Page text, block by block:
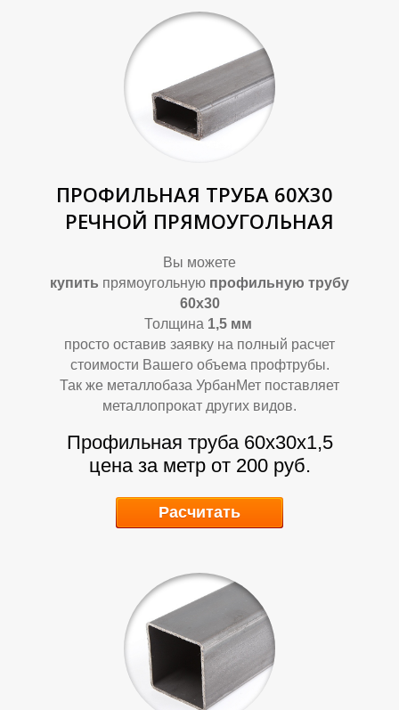
Р
ПРОФИЛЬНАЯ ТРУБА 60Х30
РЕЧНОЙ ПРЯМОУГОЛЬНАЯ
Вы можете
купить прямоугольную профильную трубу
60х30
Толщина 1,5мм
просто оставив заявку на полный расчет
стоимости Вашего объема профтрубы.
Так же металлобаза УрбанМет поставляет
металлопрокат других видов.
Профильная труба 60х30х1,5
цена за метр от 200 руб.
Расчитать
Р